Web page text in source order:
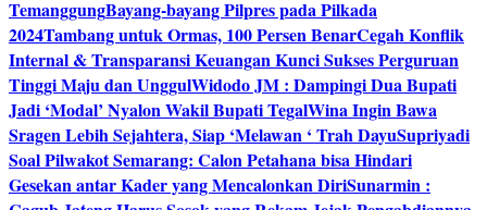
TemanggungBayang-bayang Pilpres pada Pilkada
2024Tambang untuk Ormas, 100 Persen BenarCegah Konflik
Internal & Transparansi Keuangan Kunci Sukses Perguruan
Tinggi Maju dan UnggulWidodo JM : Dampingi Dua Bupati
Jadi ‘Modal’ Nyalon Wakil Bupati TegalWina Ingin Bawa
Sragen Lebih Sejahtera, Siap ‘Melawan ‘ Trah DayuSupriyadi
Soal Pilwakot Semarang: Calon Petahana bisa Hindari
Gesekan antar Kader yang Mencalonkan DiriSunarmin :